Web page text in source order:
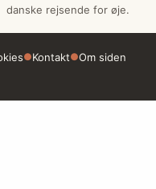
danske rejsende for øje.
●Kontakt●Om siden